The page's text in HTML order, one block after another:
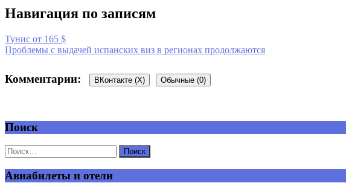
Навигация по записям
Тунис от 165 $
Проблемы с выдачей испанских виз в регионах продолжаются
Комментарии: ВКонтакте (X) Обычные (0)
Добавить комментарий
Ваш адрес email не будет опубликован.
Поиск
Авиабилеты и отели